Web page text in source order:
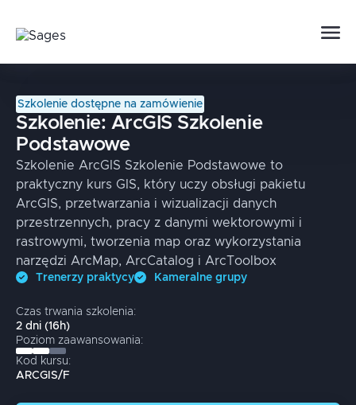
Szkolenie dostępne na zamówienie
Szkolenie: ArcGIS Szkolenie
Podstawowe
Szkolenie ArcGIS Szkolenie Podstawowe to
praktyczny kurs GIS, który uczy obsługi pakietu
ArcGIS, przetwarzania i wizualizacji danych
przestrzennych, pracy z danymi wektorowymi i
rastrowymi, tworzenia map oraz wykorzystania
narzędzi ArcMap, ArcCatalog i ArcToolbox
Trenerzy praktycy Kameralne grupy
Czas trwania szkolenia:
2 dni (16 h)
Poziom zaawansowania:
Kod kursu:
ARCGIS/F